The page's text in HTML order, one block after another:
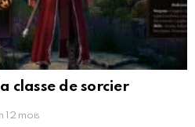
classe de sorcier
12 mois